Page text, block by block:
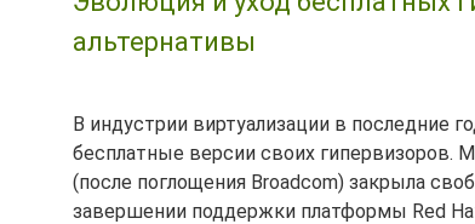
альтернативы
В индустрии виртуализации в последние
бесплатные версии своих гипервизоров.
(после поглощения Broadcom) закрыла
завершении поддержки платформы Red